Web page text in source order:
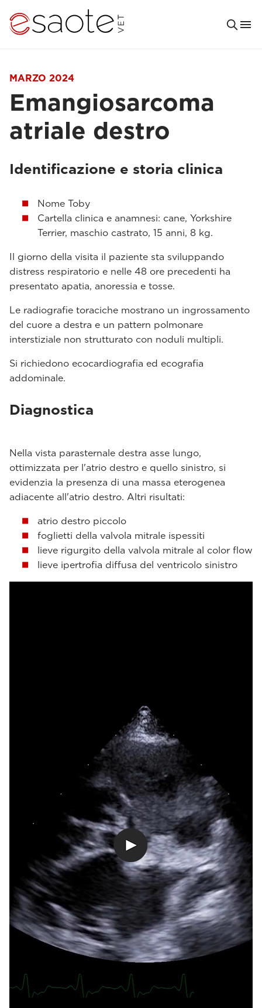
MARZO 2024
Emangiosarcoma
atriale destro
Identificazione e storia clinica
Nome Toby
Cartella clinica e anamnesi: cane, Yorkshire
Terrier, maschio castrato, 15 anni, 8 kg.
Il giorno della visita il paziente sta sviluppando
distress respiratorio e nelle 48 ore precedenti ha
presentato apatia, anoressia e tosse.
Le radiografie toraciche mostrano un ingrossamento
del cuore a destra e un pattern polmonare
interstiziale non strutturato con noduli multipli.
Si richiedono ecocardiografia ed ecografia
addominale.
Diagnostica
Nella vista parasternale destra asse lungo,
ottimizzata per l'atrio destro e quello sinistro, si
evidenzia la presenza di una massa eterogenea
adiacente all'atrio destro. Altri risultati:
atrio destro piccolo
foglietti della valvola mitrale ispessiti
lieve rigurgito della valvola mitrale al color flow
lieve ipertrofia diffusa del ventricolo sinistro